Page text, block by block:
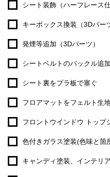
シート装飾（ハーフレース
キーボックス換装（3Dパー
発煙等追加（3Dパーツ）
シートベルトのバックル追
シート裏をプラ板で塞ぐ
フロアマットをフェルト生
フロントウインドウ トップ
色付きガラス塗装(色味と箇
キャンディ塗装、インテリ